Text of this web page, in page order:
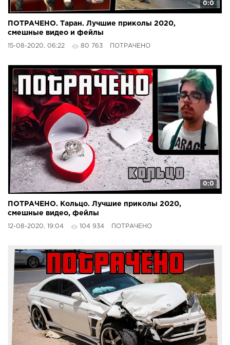
0:0
ПОТРАЧЕНО. Таран. Лучшие приколы 2020,
смешные видео и фейлы
15-08-2020, 06:22 80 763 ПОТРАЧЕНО
0:0
ПОТРАЧЕНО. Кольцо. Лучшие приколы 2020,
смешные видео, фейлы
12-08-2020, 19:04 104 934 ПОТРАЧЕНО